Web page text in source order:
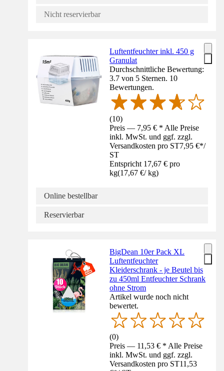
Nicht reservierbar
Luftentfeuchter inkl. 450 g
Granulat
Durchschnittliche Bewertung:
3.7 von 5 Sternen. 10
Bewertungen.
(10)
Preis — 7,95 € * Alle Preise
inkl. MwSt. und ggf. zzgl.
Versandkosten pro ST7,95 €*/
ST
Entspricht 17,67 € pro
kg(17,67 €/ kg)
Online bestellbar
Reservierbar
BigDean 10er Pack XL
Luftentfeuchter
Kleiderschrank - je Beutel bis
zu 450ml Entfeuchter Schrank
ohne Strom
Artikel wurde noch nicht
bewertet.
(0)
Preis — 11,53 € * Alle Preise
inkl. MwSt. und ggf. zzgl.
Versandkosten pro ST11,53